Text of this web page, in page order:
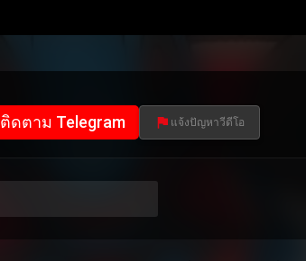
ติดตาม Telegram แจ้งปัญหาวีดีโอ